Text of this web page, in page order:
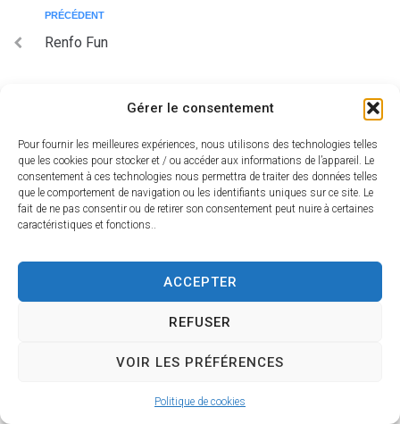
Gérer le consentement
Pour fournir les meilleures expériences, nous utilisons des technologies telles
que les cookies pour stocker et / ou accéder aux informations de l’appareil. Le
consentement à ces technologies nous permettra de traiter des données telles
que le comportement de navigation ou les identifiants uniques sur ce site. Le
fait de ne pas consentir ou de retirer son consentement peut nuire à certaines
caractéristiques et fonctions..
ACCEPTER
REFUSER
VOIR LES PRÉFÉRENCES
Politique de cookies
PRÉCÉDENT
Renfo Fun
Charny Orée de Puisaye
60 Rue de la Mothe
89120 Charny-Orée-de-Puisaye
03 86 63 71 34
ilité
alité
Mentions
légales
Plan du
site
Utopia